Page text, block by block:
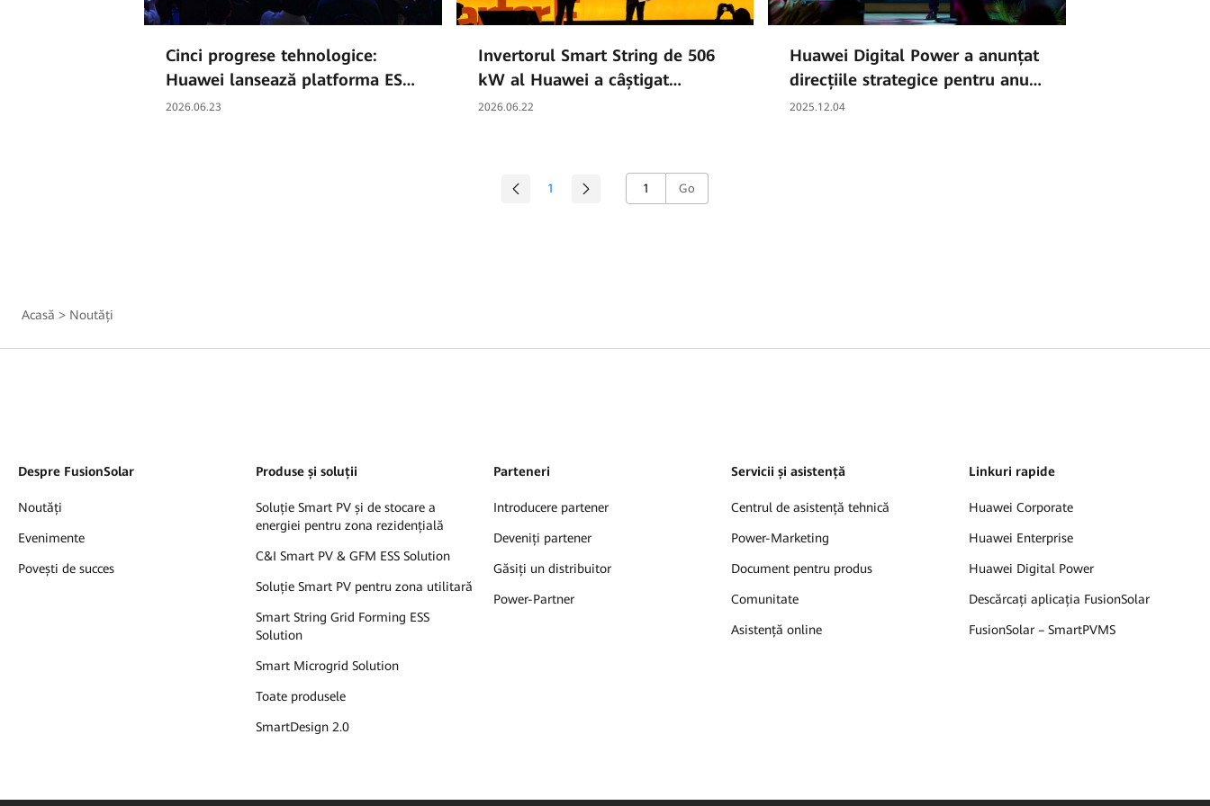
Cinci progrese tehnologice:
Huawei lansează platforma ESS
de nouă generație pentru
2026.06.23
Invertorul Smart String de 506
kW al Huawei a câștigat
premiul „Smarter E AWARD” la
2026.06.22
Huawei Digital Power a anunțat
direcțiile strategice pentru anul
viitor în cadrul Power Up 2025 –
2025.12.04
1 Go
Acasă > Noutăți
Despre FusionSolar
Noutăți
Evenimente
Povești de succes
Produse și soluții
Soluție Smart PV și de stocare a
energiei pentru zona rezidențială
C&I Smart PV & GFM ESS Solution
Soluție Smart PV pentru zona utilitară
Smart String Grid Forming ESS
Solution
Smart Microgrid Solution
Toate produsele
SmartDesign 2.0
Parteneri
Introducere partener
Deveniți partener
Găsiți un distribuitor
Power-Partner
Servicii și asistență
Centrul de asistență tehnică
Power-Marketing
Document pentru produs
Comunitate
Asistență online
Linkuri rapide
Huawei Corporate
Huawei Enterprise
Huawei Digital Power
Descărcați aplicația FusionSolar
FusionSolar – SmartPVMS